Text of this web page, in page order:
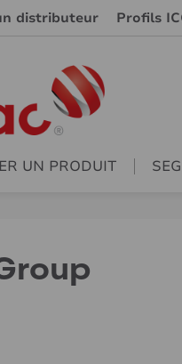
distributeur Profils
UN PRODUIT